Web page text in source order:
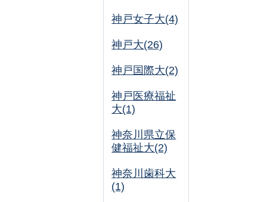
神戸女子大(4)
神戸大(26)
神戸国際大(2)
神戸医療福祉
大(1)
神奈川県立保
健福祉大(2)
神奈川歯科大
(1)